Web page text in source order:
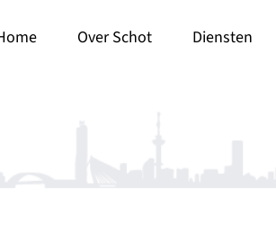
Over Schot Diensten